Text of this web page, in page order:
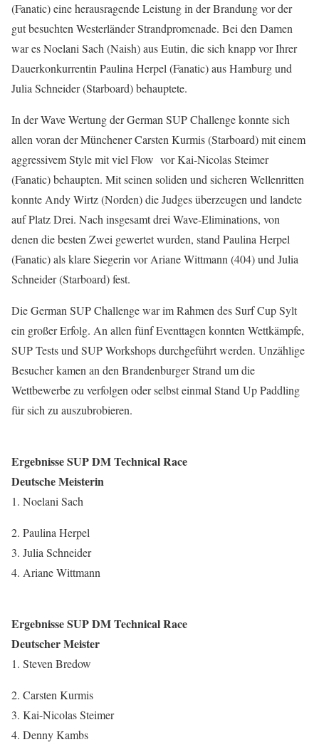
(Fanatic) eine herausragende Leistung in der Brandung vor der
gut besuchten Westerländer Strandpromenade. Bei den Damen
war es Noelani Sach (Naish) aus Eutin, die sich knapp vor Ihrer
Dauerkonkurrentin Paulina Herpel (Fanatic) aus Hamburg und
Julia Schneider (Starboard) behauptete.
In der Wave Wertung der German SUP Challenge konnte sich
allen voran der Münchener Carsten Kurmis (Starboard) mit einem
aggressivem Style mit viel Flow vor Kai-Nicolas Steimer
(Fanatic) behaupten. Mit seinen soliden und sicheren Wellenritten
konnte Andy Wirtz (Norden) die Judges überzeugen und landete
auf Platz Drei. Nach insgesamt drei Wave-Eliminations, von
denen die besten Zwei gewertet wurden, stand Paulina Herpel
(Fanatic) als klare Siegerin vor Ariane Wittmann (404) und Julia
Schneider (Starboard) fest.
Die German SUP Challenge war im Rahmen des Surf Cup Sylt
ein großer Erfolg. An allen fünf Eventtagen konnten Wettkämpfe,
SUP Tests und SUP Workshops durchgeführt werden. Unzählige
Besucher kamen an den Brandenburger Strand um die
Wettbewerbe zu verfolgen oder selbst einmal Stand Up Paddling
für sich zu auszubrobieren.
Ergebnisse SUP DM Technical Race
Deutsche Meisterin
1. Noelani Sach
2. Paulina Herpel
3. Julia Schneider
4. Ariane Wittmann
Ergebnisse SUP DM Technical Race
Deutscher Meister
1. Steven Bredow
2. Carsten Kurmis
3. Kai-Nicolas Steimer
4. Denny Kambs